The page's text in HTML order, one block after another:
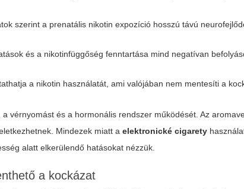
szerint a prenatális nikotin expozíció hosszú távú
és a nikotinfüggőség fenntartása mind negatívan
a nikotin használatát, ami valójában nem mentesíti a
vérnyomást és a hormonális rendszer működését. Az
Mindezek miatt aelektronické cigarety
alatt elkerülendő hatásokat nézzük.
a kockázat